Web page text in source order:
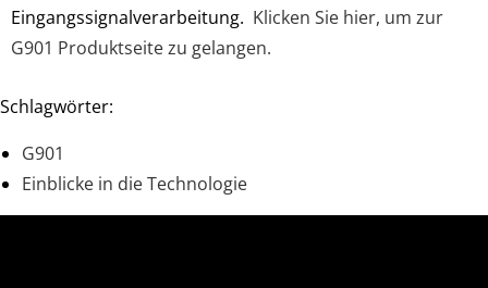
Eingangssignalverarbeitung. Klicken Sie hier, um zur
G901 Produktseite zu gelangen.
Schlagwörter:
G901
Einblicke in die Technologie